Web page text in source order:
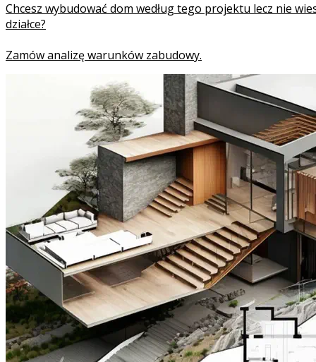
Chcesz wybudować dom według tego projektu lecz nie
działce?
Zamów analizę warunków zabudowy.